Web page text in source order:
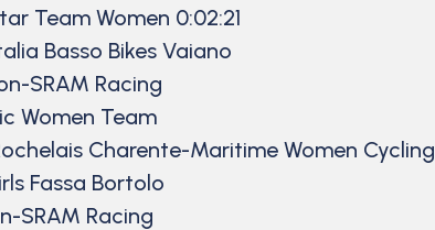
Team Women 0:02:21
Basso Bikes Vaiano
SRAM Racing
Women Team
Charente-Maritime Women Cycling
Fassa Bortolo
SRAM Racing